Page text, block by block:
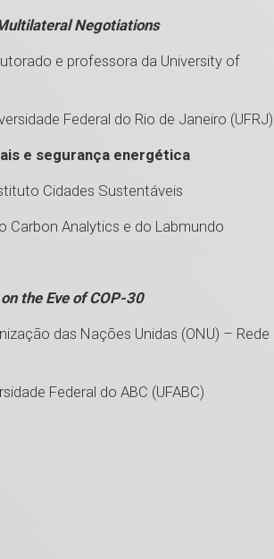
Negotiations
e professora da University of
Federal do Rio de Janeiro (UFRJ)
e segurança energética
Cidades Sustentáveis
Carbon Analytics e do Labmundo
the Eve of COP-30
das Nações Unidas (ONU) – Rede
Federal do ABC (UFABC)